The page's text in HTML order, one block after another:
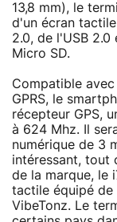
13,8 mm), le
d'un écran
2.0, de l'USB
Micro SD.
Compatible
GPRS, le
récepteur GPS,
à 624 Mhz. Il
numérique de 3
intéressant, tout
de la marque, le
tactile équipé
VibeTonz. Le